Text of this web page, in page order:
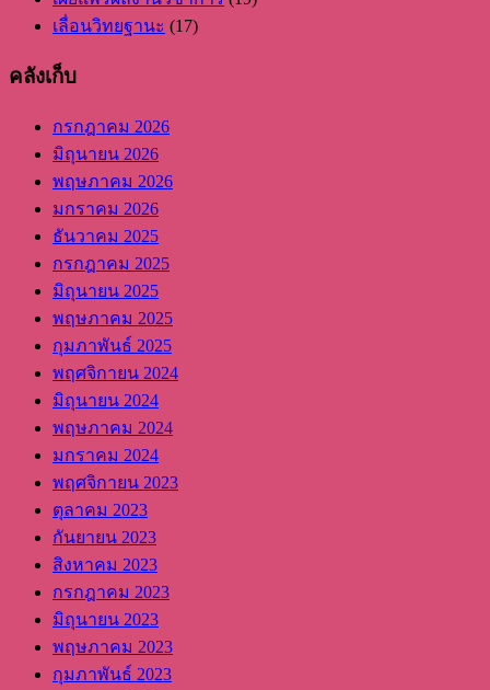
เลื่อนวิทยฐานะ (17)
คลังเก็บ
กรกฎาคม 2026
มิถุนายน 2026
พฤษภาคม 2026
มกราคม 2026
ธันวาคม 2025
กรกฎาคม 2025
มิถุนายน 2025
พฤษภาคม 2025
กุมภาพันธ์ 2025
พฤศจิกายน 2024
มิถุนายน 2024
พฤษภาคม 2024
มกราคม 2024
พฤศจิกายน 2023
ตุลาคม 2023
กันยายน 2023
สิงหาคม 2023
กรกฎาคม 2023
มิถุนายน 2023
พฤษภาคม 2023
กุมภาพันธ์ 2023